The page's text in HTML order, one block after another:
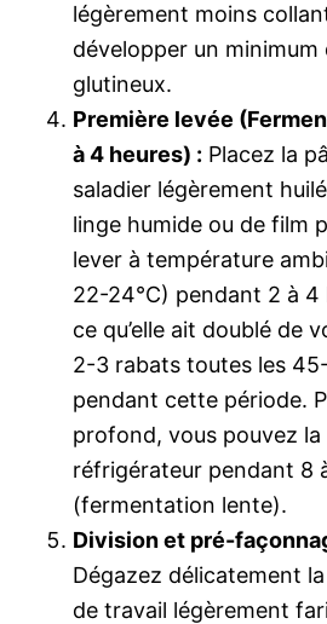
légèrement moins
développer un minimum
glutineux.
Première levée
à 4 heures) : Placez la
saladier légèrement
linge humide ou de film
lever à température
22-24°C) pendant 2 à 4
ce qu’elle ait doublé de
2-3 rabats toutes les
pendant cette période.
profond, vous pouvez la
réfrigérateur pendant 8
(fermentation lente).
Division et pré-
Dégazez délicatement
de travail légèrement